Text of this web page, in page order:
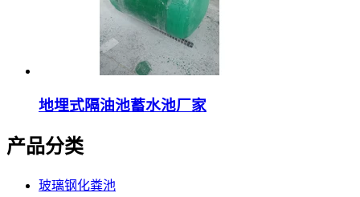
地埋式隔油池蓄水池厂家
产品分类
玻璃钢化粪池